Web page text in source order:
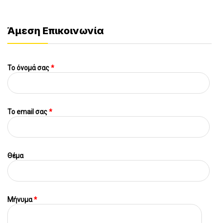
Άμεση Επικοινωνία
Το όνομά σας*
To email σας*
Θέμα
Μήνυμα*